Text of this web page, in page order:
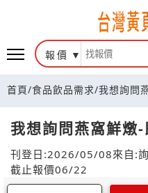
報價
首頁/食品飲品需求/我想詢問
我想詢問燕窩鮮燉
刊登日:2026/05/08來自:
截止報價06/22